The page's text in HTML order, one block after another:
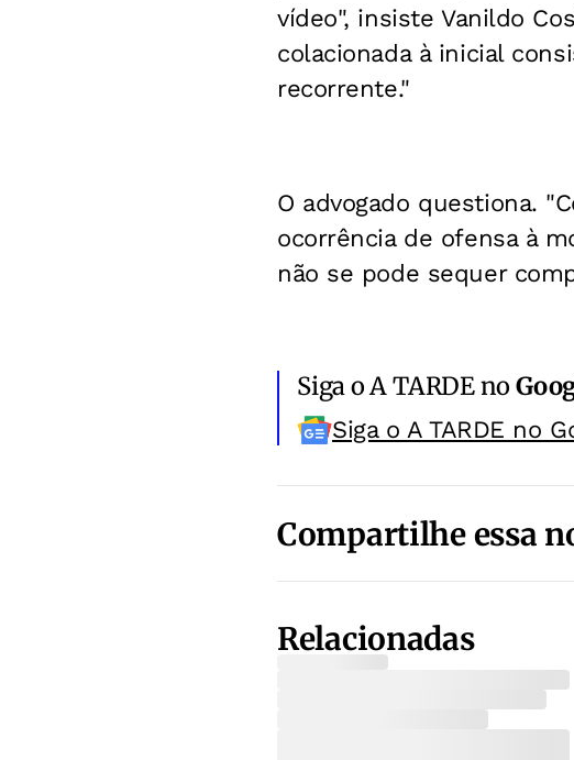
vídeo", insiste Vanildo
colacionada à inicial
recorrente."
O advogado questiona.
ocorrência de ofensa à
não se pode sequer
Siga o A TARDE no
Siga o A TARDE no
Compartilhe essa
Relacionadas